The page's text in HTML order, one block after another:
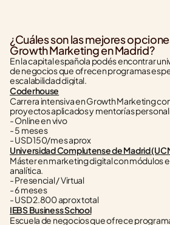
¿Cuáles son las mejores
Growth Marketing en Madrid?
En la capital española podés encontrar
de negocios que ofrecen programas
escalabilidad digital.
Coderhouse
Carrera intensiva en Growth Marketing
proyectos aplicados y mentorías
- Online en vivo
- 5 meses
- USD 150/mes aprox
Universidad Complutense de Madrid
Máster en marketing digital con módulos
analítica.
- Presencial / Virtual
- 6 meses
- USD 2.800 aprox total
IEBS Business School
Escuela de negocios que ofrece